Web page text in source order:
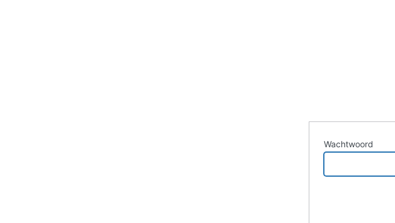
Wachtwoord